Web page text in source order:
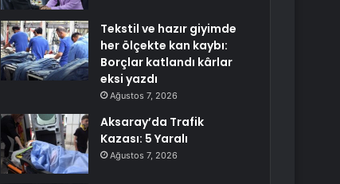
Tekstil ve hazır giyimde
her ölçekte kan kaybı:
Borçlar katlandı kârlar
eksi yazdı
Ağustos 7, 2026
Aksaray’da Trafik
Kazası: 5 Yaralı
Ağustos 7, 2026